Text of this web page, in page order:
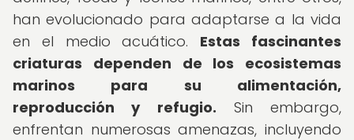
han evolucionado para adaptarse a la vida
en el medio acuático. Estas fascinantes
criaturas dependen de los ecosistemas
marinos para su alimentación,
reproducción y refugio. Sin embargo,
enfrentan numerosas amenazas, incluyendo